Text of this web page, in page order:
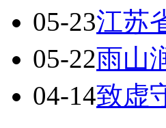
05-23江苏
05-22雨山
04-14致虚